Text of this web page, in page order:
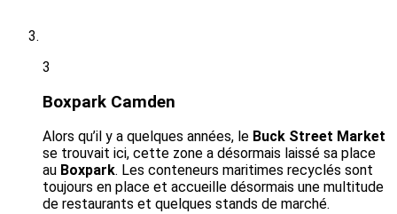
3
Boxpark Camden
Alors qu’il y a quelques années, le Buck Street Market
se trouvait ici, cette zone a désormais laissé sa place
au Boxpark. Les conteneurs maritimes recyclés sont
toujours en place et accueille désormais une multitude
de restaurants et quelques stands de marché.